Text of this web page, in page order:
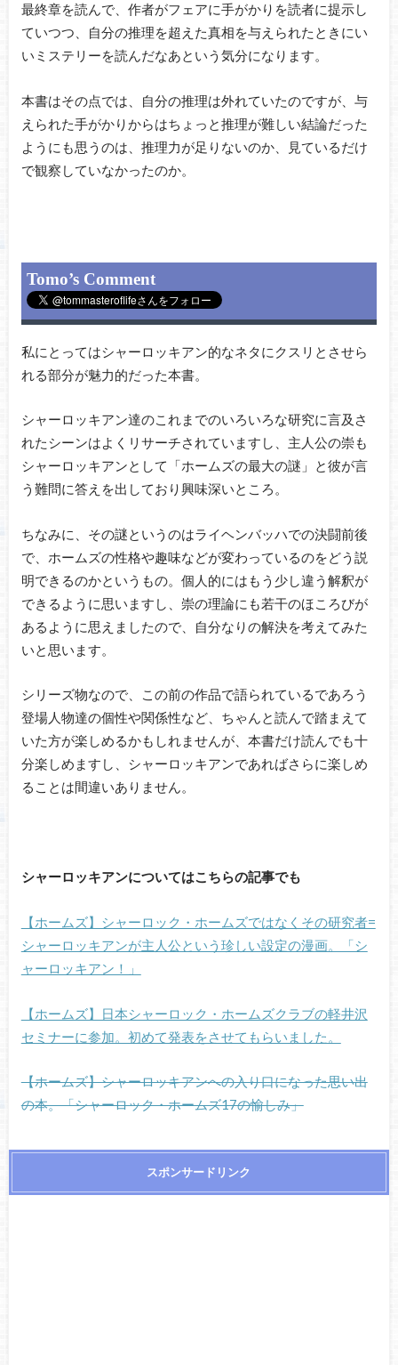
最終章を読んで、作者がフェアに手がかりを読者に提示し
ていつつ、自分の推理を超えた真相を与えられたときにい
いミステリーを読んだなあという気分になります。
本書はその点では、自分の推理は外れていたのですが、与
えられた手がかりからはちょっと推理が難しい結論だった
ようにも思うのは、推理力が足りないのか、見ているだけ
で観察していなかったのか。
Tomo’s Comment
私にとってはシャーロッキアン的なネタにクスリとさせら
れる部分が魅力的だった本書。
シャーロッキアン達のこれまでのいろいろな研究に言及さ
れたシーンはよくリサーチされていますし、主人公の崇も
シャーロッキアンとして「ホームズの最大の謎」と彼が言
う難問に答えを出しており興味深いところ。
ちなみに、その謎というのはライヘンバッハでの決闘前後
で、ホームズの性格や趣味などが変わっているのをどう説
明できるのかというもの。個人的にはもう少し違う解釈が
できるように思いますし、崇の理論にも若干のほころびが
あるように思えましたので、自分なりの解決を考えてみた
いと思います。
シリーズ物なので、この前の作品で語られているであろう
登場人物達の個性や関係性など、ちゃんと読んで踏まえて
いた方が楽しめるかもしれませんが、本書だけ読んでも十
分楽しめますし、シャーロッキアンであればさらに楽しめ
ることは間違いありません。
シャーロッキアンについてはこちらの記事でも
【ホームズ】シャーロック・ホームズではなくその研究者=
シャーロッキアンが主人公という珍しい設定の漫画。「シ
ャーロッキアン！」
【ホームズ】日本シャーロック・ホームズクラブの軽井沢
セミナーに参加。初めて発表をさせてもらいました。
【ホームズ】シャーロッキアンへの入り口になった思い出
の本。「シャーロック・ホームズ17の愉しみ」
スポンサードリンク